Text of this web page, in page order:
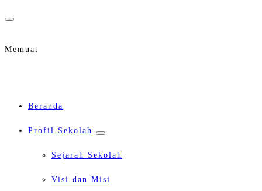
Lewati
Memuat
Beranda
Profil Sekolah
Sejarah Sekolah
Visi dan Misi